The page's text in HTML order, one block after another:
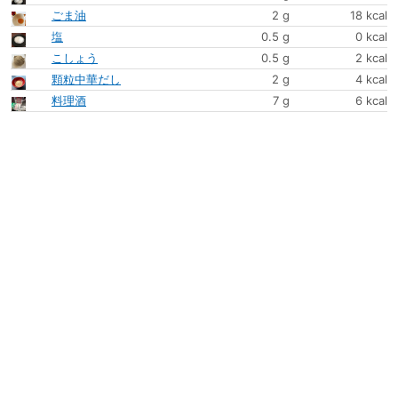
ごま油
2 g
18 kcal
塩
0.5 g
0 kcal
こしょう
0.5 g
2 kcal
顆粒中華だし
2 g
4 kcal
料理酒
7 g 6 kcal